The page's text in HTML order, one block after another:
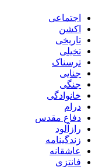
اجتماعی
اکشن
تاریخی
تخیلی
ترسناک
جنایی
جنگی
خانوادگی
درام
دفاع مقدس
رازآلود
زندگینامه
عاشقانه
فانتزی